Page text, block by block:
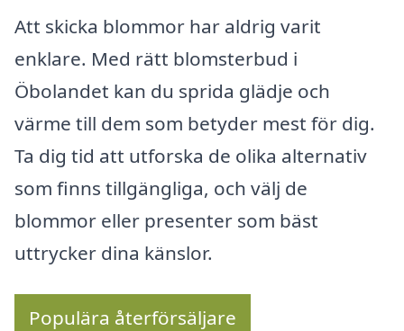
Att skicka blommor har aldrig varit
enklare. Med rätt blomsterbud i
Öbolandet kan du sprida glädje och
värme till dem som betyder mest för dig.
Ta dig tid att utforska de olika alternativ
som finns tillgängliga, och välj de
blommor eller presenter som bäst
uttrycker dina känslor.
Populära återförsäljare